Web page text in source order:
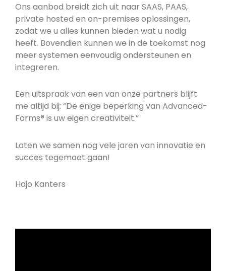
Ons aanbod breidt zich uit naar SAAS, PAAS,
private hosted en on-premises oplossingen,
zodat we u alles kunnen bieden wat u nodig
heeft. Bovendien kunnen we in de toekomst nog
meer systemen eenvoudig ondersteunen en
integreren.
Een uitspraak van een van onze partners blijft
me altijd bij: “De enige beperking van Advanced-
Forms® is uw eigen creativiteit.”
Laten we samen nog vele jaren van innovatie en
succes tegemoet gaan!
Hajo Kanters